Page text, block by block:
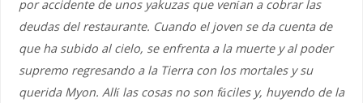
por accidente de unos yakuzas que venían a cobrar las
deudas del restaurante. Cuando el joven se da cuenta de
que ha subido al cielo, se enfrenta a la muerte y al poder
supremo regresando a la Tierra con los mortales y su
querida Myon. Allí las cosas no son fáciles y, huyendo de la